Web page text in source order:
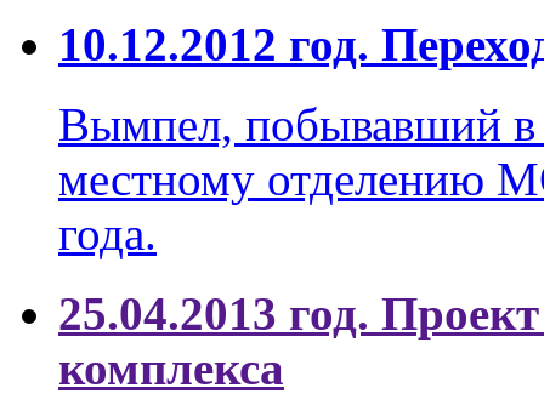
10.12.2012 год.
Вымпел, побывавший в
местному
года.
25.04.2013 год.
комплекса